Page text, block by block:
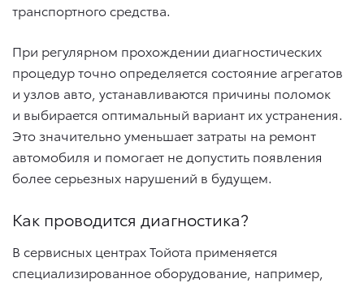
транспортного средства.
При регулярном прохождении диагностических
процедур точно определяется состояние агрегатов
и узлов авто, устанавливаются причины поломок
и выбирается оптимальный вариант их устранения.
Это значительно уменьшает затраты на ремонт
автомобиля и помогает не допустить появления
более серьезных нарушений в будущем.
Как проводится диагностика?
В сервисных центрах Тойота применяется
специализированное оборудование, например,